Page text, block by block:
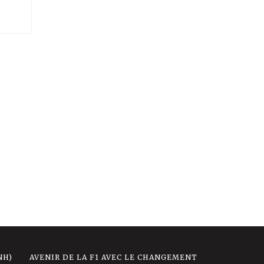
AVENIR DE LA F1 AVEC LE CHANGEMENT